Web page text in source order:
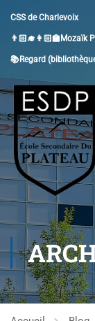
CSS de Charlevoix
👨🏻‍🎓👩🏻‍🏫Mozaïk
📚Regard